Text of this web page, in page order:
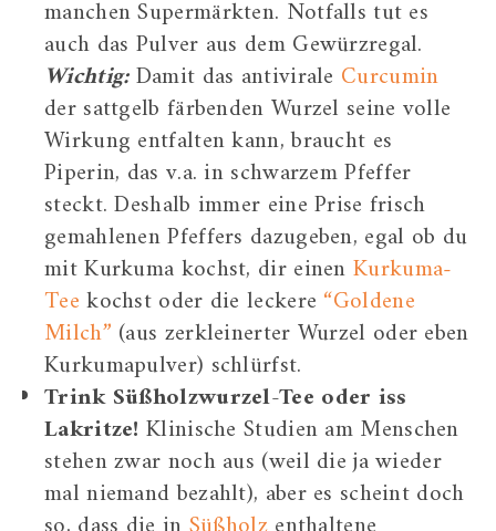
manchen Supermärkten. Notfalls tut es
auch das Pulver aus dem Gewürzregal.
Wichtig:Damit das antivirale Curcumin
der sattgelb färbenden Wurzel seine volle
Wirkung entfalten kann, braucht es
Piperin, das v.a. in schwarzem Pfeffer
steckt. Deshalb immer eine Prise frisch
gemahlenen Pfeffers dazugeben, egal ob du
mit Kurkuma kochst, dir einenKurkuma-
Teekochst oder die leckere “Goldene
Milch” (aus zerkleinerter Wurzel oder eben
Kurkumapulver) schlürfst.
Trink Süßholzwurzel-Tee oder iss
Lakritze! Klinische Studien am Menschen
stehen zwar noch aus (weil die ja wieder
mal niemand bezahlt), aber es scheint doch